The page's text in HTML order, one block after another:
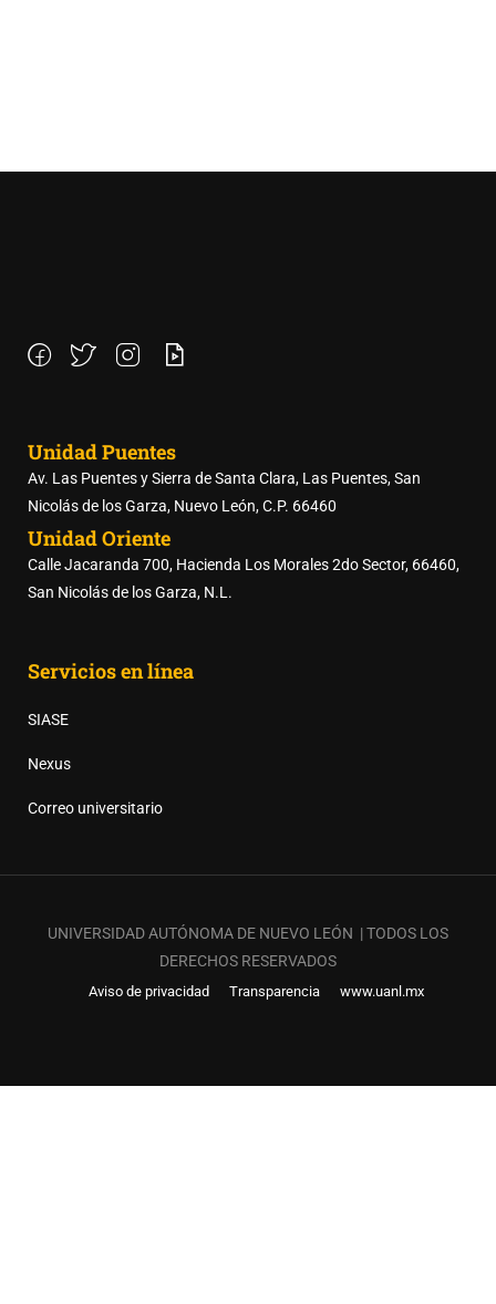
Unidad Puentes
Av. Las Puentes y Sierra de Santa Clara, Las Puentes, San
Nicolás de los Garza, Nuevo León, C.P. 66460
Unidad Oriente
Calle Jacaranda 700, Hacienda Los Morales 2do Sector, 66460,
San Nicolás de los Garza, N.L.
Servicios en línea
SIASE
Nexus
Correo universitario
UNIVERSIDAD AUTÓNOMA DE NUEVO LEÓN | TODOS LOS
DERECHOS RESERVADOS
Aviso de privacidad Transparencia www.uanl.mx